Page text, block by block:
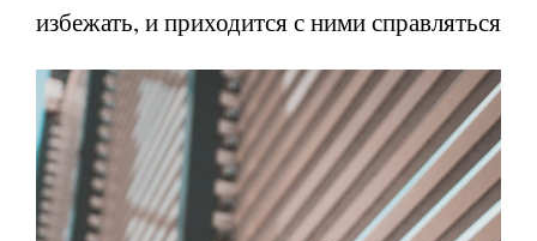
избежать, и приходится с ними справляться